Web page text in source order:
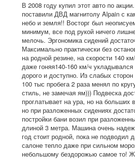
В 2008 году купил этот авто по
поставили ДВД магнитолу Alpain с
небо и земля!! Восторг был
минимум, все под рукой ничего
мелочь. Эргономика сидений
Максимально практически без
на родной резине, на скорости 140
даже гоняя140-160 км/ч
дорого и доступно. Из слабых
100 тыс пробега 2 раза менял по
стиль, не замечая ям))) Подвеска
проглатывает на ура, но на больших
но при разложенных сидениях
постройки бани возил при
длиной 3 метра. Машина очень
год стоит родной, пока не подводил
салоне тепло даже при сильном
небольшому бездорожью самое то!